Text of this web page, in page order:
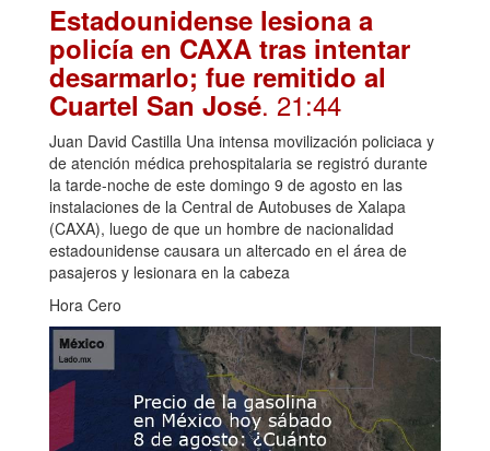
Estadounidense lesiona a
policía en CAXA tras intentar
desarmarlo; fue remitido al
Cuartel San José. 21:44
Juan David Castilla Una intensa movilización policiaca y
de atención médica prehospitalaria se registró durante
la tarde-noche de este domingo 9 de agosto en las
instalaciones de la Central de Autobuses de Xalapa
(CAXA), luego de que un hombre de nacionalidad
estadounidense causara un altercado en el área de
pasajeros y lesionara en la cabeza
Hora Cero